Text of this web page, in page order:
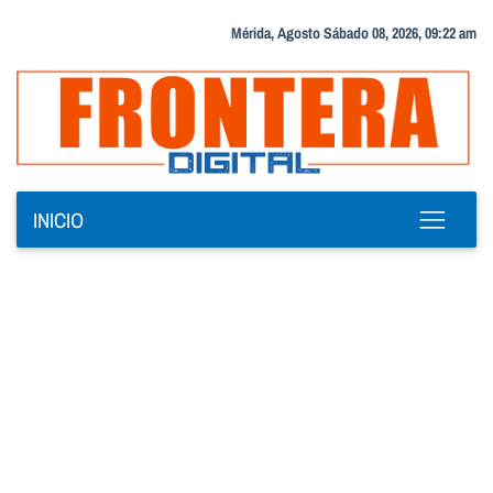
Mérida, Agosto Sábado 08, 2026, 09:22 am
INICIO